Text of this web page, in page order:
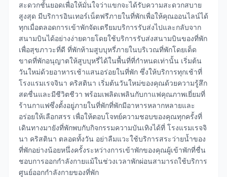
สะดวกชั้นยอดเพื่อให้มั่นใจว่าแขกจะได้รับความสะดวกสบาย
สูงสุด มีบริการอินเทอร์เน็ตฟรีภายในที่พักเพื่อให้คุณออนไลน์ได้
ทุกเมื่อตลอดการเข้าพักจัดเตรียมบริการรับส่งไปและกลับจาก
สนามบินได้อย่างง่ายดายโดยใช้บริการรับส่งสนามบินของที่พัก
เพื่อสุขภาวะที่ดี ที่พักห้ามสูบบุหรี่ภายในบริเวณที่พักโดยเด็ด
ขาดที่พักอนุญาตให้สูบบุหรี่ได้ในพื้นที่ที่กำหนดเท่านั้น เริ่มต้น
วันใหม่ด้วยอาหารเช้าแสนอร่อยในที่พัก ซึ่งให้บริการทุกเช้าที่
โรงแรมเรจจินา คริสตินา เริ่มต้นวันใหม่ของคุณด้วยความรู้สึก
สดชื่นและมีชีวิตชีวา พร้อมเพลิดเพลินกับกาแฟคุณภาพเยี่ยมที่
ร้านกาแฟซึ่งตั้งอยู่ภายในที่พักที่พักมีอาหารหลากหลายและ
อร่อยให้เลือกสรร เพื่อให้ตอบโจทย์ความชอบของคุณทุกครั้งที่
เดินทางมายังที่พักพบกับกิจกรรมความบันเทิงได้ที่ โรงแรมเรจจิ
นา คริสตินา ตลอดทั้งวัน อย่าลืมแวะใช้บริการสระว่ายน้ำของ
ที่พักอย่างน้อยหนึ่งครั้งระหว่างการเข้าพักของคุณผู้เข้าพักที่ชื่น
ชอบการออกกำลังกายแม้ในช่วงเวลาพักผ่อนสามารถใช้บริการ
ศูนย์ออกกำลังกายของที่พัก